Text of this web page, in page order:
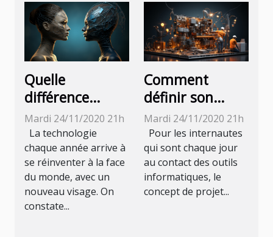
Quelle
différence
existe-t-il entre
la
reconnaissance
faciale et la
technologie de
comparaison
Mardi 24/11/2020 21h
La technologie
chaque année arrive à
se réinventer à la face
du monde, avec un
nouveau visage. On
constate...
Comment
définir son
projet de site
internet à
travers un plan
de maintenance
du site Web ?
Mardi 24/11/2020 21h
Pour les internautes
qui sont chaque jour
au contact des outils
informatiques, le
concept de projet...